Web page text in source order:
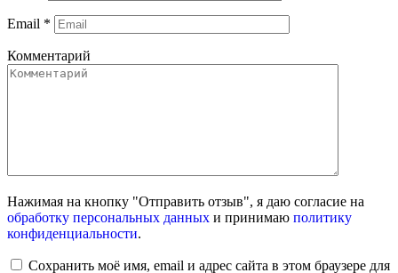
Email *
Комментарий
Нажимая на кнопку "Отправить отзыв", я даю согласие на
обработку персональных данных и принимаю политику
конфиденциальности.
Сохранить моё имя, email и адрес сайта в этом браузере для